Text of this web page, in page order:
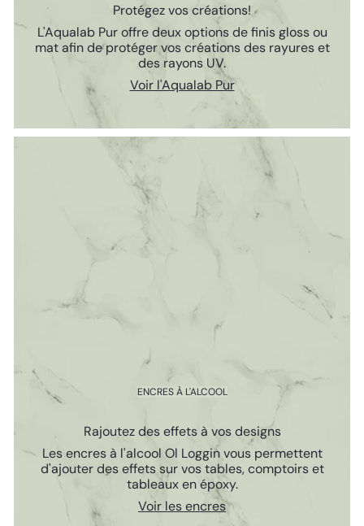
Protégez vos créations!
L'Aqualab Pur offre deux options de finis gloss ou
mat afin de protéger vos créations des rayures et
des rayons UV.
Voir l'Aqualab Pur
ENCRES À L'ALCOOL
Rajoutez des effets à vos designs
Les encres à l'alcool Ol Loggin vous permettent
d'ajouter des effets sur vos tables, comptoirs et
tableaux en époxy.
Voir les encres